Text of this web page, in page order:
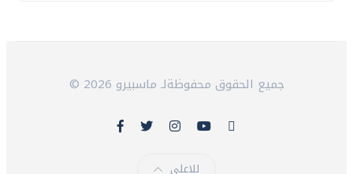
© 2026 جميع الحقوق محفوظةلـ ماسبيرو
للاعلى